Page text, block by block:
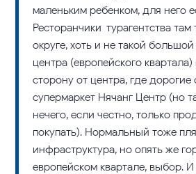
маленьким ребенком, для него
Ресторанчики-турагентства там
округе, хоть и не такой
центра (европейского
сторону от центра, где
супермаркет Нячанг Центр (но
нечего, если честно, только
покупать). Нормальный тоже
инфраструктура, но опять же
европейском квартале, выбор.